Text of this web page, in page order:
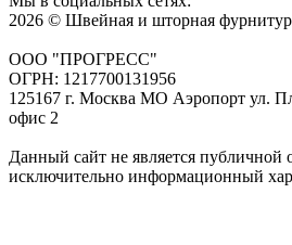
2026 © Швейная и шторная
ООО "ПРОГРЕСС"
ОГРН: 1217700131956
125167 г. Москва МО Аэропорт ул.
офис 2
Данный сайт не является публичной
исключительно информационный